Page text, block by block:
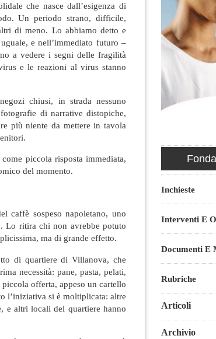
che nasce dall’esigenza di
Un periodo strano, difficile,
di meno. Lo abbiamo detto e
e nell’immediato futuro –
a vedere i segni delle fragilità
e le reazioni al virus stanno
chiusi, in strada nessuno
di narrative distopiche,
più niente da mettere in tavola
come piccola risposta immediata,
del momento.
caffè sospeso napoletano, uno
Lo ritira chi non avrebbe potuto
ma di grande effetto.
di quartiere di Villanova, che
necessità: pane, pasta, pelati,
offerta, appeso un cartello
l’iniziativa si è moltiplicata: altre
e altri locali del quartiere hanno
Inchieste
Interventi E
Documenti E
Rubriche
Articoli
Archivio